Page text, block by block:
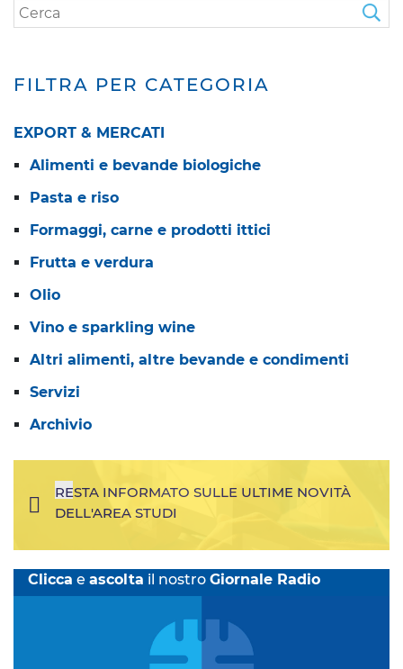
FILTRA PER CATEGORIA
EXPORT & MERCATI
Alimenti e bevande biologiche
Pasta e riso
Formaggi, carne e prodotti ittici
Frutta e verdura
Olio
Vino e sparkling wine
Altri alimenti, altre bevande e condimenti
Servizi
Archivio
RESTA INFORMATO SULLE ULTIME NOVITÀ
DELL'AREA STUDI
Clicca e ascolta il nostro Giornale Radio